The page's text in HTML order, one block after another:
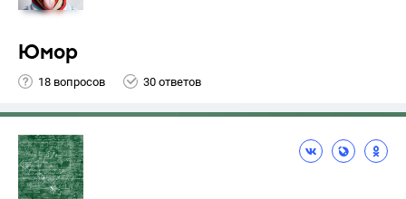
Юмор
18 вопросов 30 ответов